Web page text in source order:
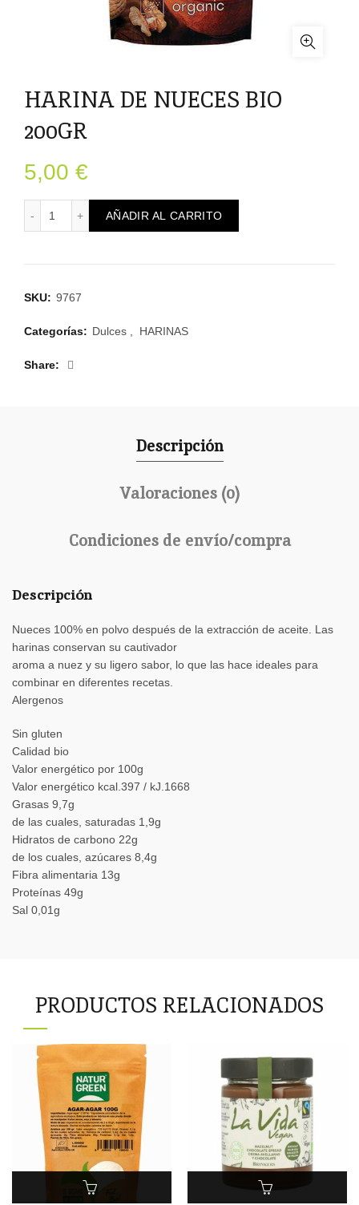
HARINA DE NUECES BIO
200GR
5,00 €
HARINA DE NUECES BIO 200GR cantidad
AÑADIR AL CARRITO
SKU: 9767
Categorías: Dulces HARINAS
Share
Descripción
Valoraciones (0)
Condiciones de envío/compra
Descripción
Nueces 100% en polvo después de la extracción de aceite. Las
harinas conservan su cautivador
aroma a nuez y su ligero sabor, lo que las hace ideales para
combinar en diferentes recetas.
Alergenos
Sin gluten
Calidad bio
Valor energético por 100g
Valor energético kcal.397 / kJ.1668
Grasas 9,7g
de las cuales, saturadas 1,9g
Hidratos de carbono 22g
de los cuales, azúcares 8,4g
Fibra alimentaria 13g
Proteínas 49g
Sal 0,01g
PRODUCTOS RELACIONADOS